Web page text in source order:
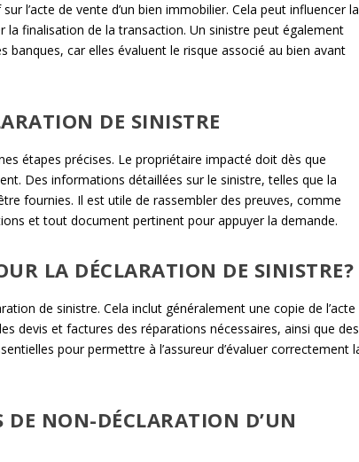
l’acte de vente d’un bien immobilier. Cela peut influencer la
finalisation de la transaction. Un sinistre peut également
banques, car elles évaluent le risque associé au bien avant
DE SINISTRE
étapes précises. Le propriétaire impacté doit dès que
Des informations détaillées sur le sinistre, telles que la
fournies. Il est utile de rassembler des preuves, comme
et tout document pertinent pour appuyer la demande.
LA DÉCLARATION DE SINISTRE?
de sinistre. Cela inclut généralement une copie de l’acte
devis et factures des réparations nécessaires, ainsi que des
pour permettre à l’assureur d’évaluer correctement
DE NON-DÉCLARATION D’UN